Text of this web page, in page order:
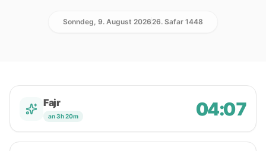
Sonndeg, 9. August 202626. Safar 1448
Fajr
an 3h 20m 04:07